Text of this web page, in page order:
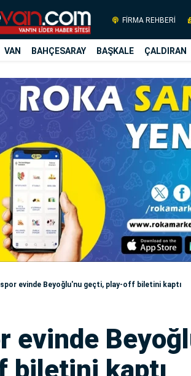
FİRMA REHBERİ
VAN BAHÇESARAY BAŞKALE ÇALDIRAN
evinde Beyoğlu'nu geçti, play-off biletini kaptı
evinde